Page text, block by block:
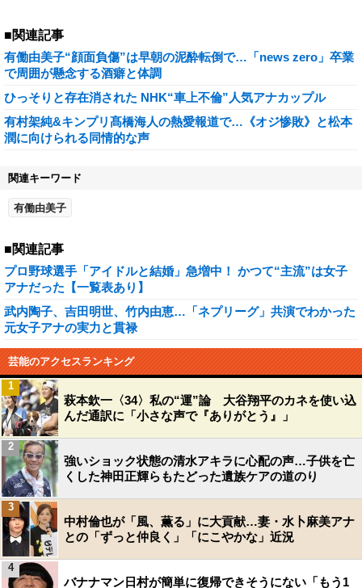
■関連記事
有働由美子“顔面負傷”は早朝の泥酔転倒で…「news zero」卒業
で周囲が懸念する酒癖と体調
ひっそりと存在消された NHK“車上不倫”人気アナカップル
有村架純&キンプリ髙橋海人の熱愛報道で…《オジ惨敗》と松本
潤に向けられる同情的な声
関連キーワード
有働由美子
■関連記事
プロ野球選手「アイドルと結婚」急増中！ かつて“主流”は女子
アナだった【一覧表あり】
武内陶子、吉田明世、竹内由恵…「ネプリーグ」共演でわかった
元女子アナの実力と貫禄
芸能のアクセスランキング
萩本欽一〈34〉私の“運”論 大谷翔平のカネを使い込
んだ通訳に「小さな声で『ありがとう』」
1
強いショック状態の清水アキラに心配の声…子供を亡
くした神田正輝らもたどった遺族ケアの道のり
2
中村倫也が「風、薫る」に大貢献…妻・水卜麻美アナ
との「ずっと仲良く」「にこやかな」近況
3
バナナマン日村が簡単に復帰できそうにない「もう1
4